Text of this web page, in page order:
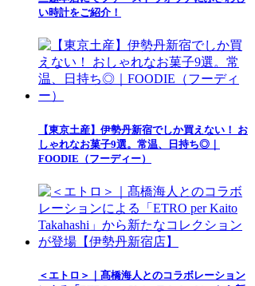
い時計をご紹介！
【東京土産】伊勢丹新宿でしか買えない！ お
しゃれなお菓子9選。常温、日持ち◎｜
FOODIE（フーディー）
＜エトロ＞｜髙橋海人とのコラボレーション